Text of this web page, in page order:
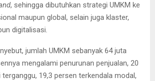
, sehingga dibutuhkan strategi UMKM ke
maupun global, selain juga klaster,
digitalisasi.
jumlah UMKM sebanyak 64 juta
mengalami penurunan penjualan, 20
19,3 persen terkendala modal,